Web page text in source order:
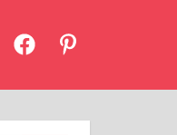
FacebookPinterest